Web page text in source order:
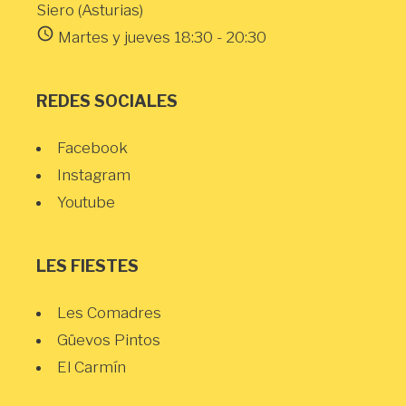
Siero (Asturias)
schedule Martes y jueves 18:30 - 20:30
REDES SOCIALES
Facebook
Instagram
Youtube
LES FIESTES
Les Comadres
Güevos Pintos
El Carmín